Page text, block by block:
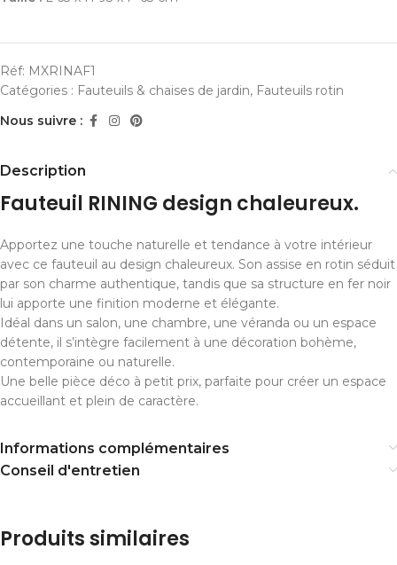
Réf: MXRINAF1
Catégories : Fauteuils & chaises de jardin, Fauteuils rotin
Nous suivre :
Description
Fauteuil RINING design chaleureux.
Apportez une touche naturelle et tendance à votre intérieur
avec ce fauteuil au design chaleureux. Son assise en rotin séduit
par son charme authentique, tandis que sa structure en fer noir
lui apporte une finition moderne et élégante.
Idéal dans un salon, une chambre, une véranda ou un espace
détente, il s’intègre facilement à une décoration bohème,
contemporaine ou naturelle.
Une belle pièce déco à petit prix, parfaite pour créer un espace
accueillant et plein de caractère.
Informations complémentaires
Conseil d'entretien
Produits similaires